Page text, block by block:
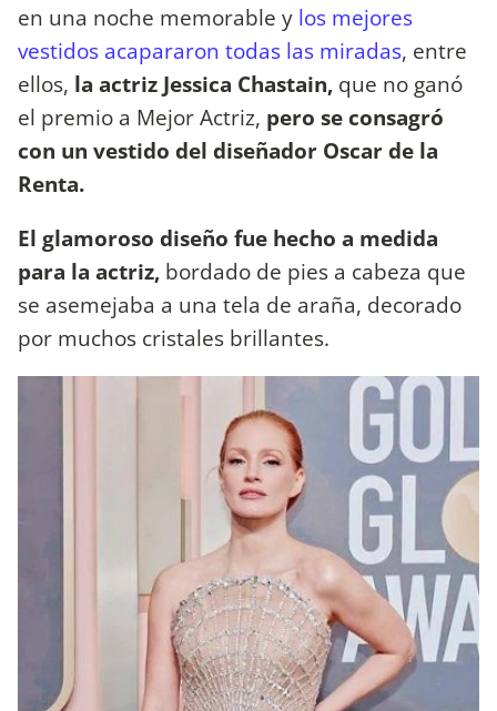
en una noche memorable y los mejores
vestidos acapararon todas las miradas, entre
ellos, la actriz Jessica Chastain, que no ganó
el premio a Mejor Actriz, pero se consagró
con un vestido del diseñador Oscar de la
Renta.
El glamoroso diseño fue hecho a medida
para la actriz, bordado de pies a cabeza que
se asemejaba a una tela de araña, decorado
por muchos cristales brillantes.